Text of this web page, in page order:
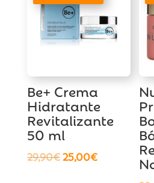
Be+ Crema
Hidratante
Revitalizante
50 ml
29,90€El
25,00€El